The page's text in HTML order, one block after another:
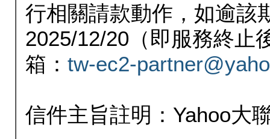
行相關請款動作，如逾該
2025/12/20（即服務終止
箱： tw-ec2-
信件主旨註明：Yahoo大